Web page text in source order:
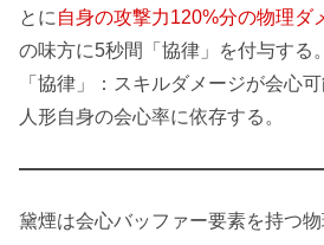
とに 自身の攻撃力120%分の物理ダ
の味方に5秒間「協律」を付与する。
「協律」：スキルダメージが会心
人形自身の会心率に依存する。
黛煙は会心バッファー要素を持つ物